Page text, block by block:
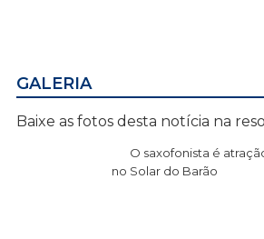
GALERIA
Baixe as fotos desta notícia na
O saxofonista é
no Solar do Barão